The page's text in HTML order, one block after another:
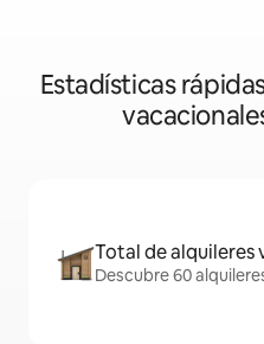
Estadísticas
Total de alquileres
Descubre 60